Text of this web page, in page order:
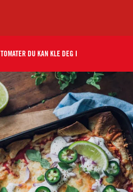
TOMATER DU KAN KLE DEG I